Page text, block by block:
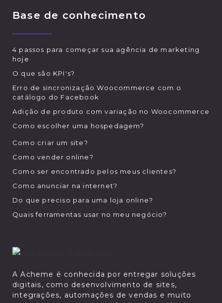
Base de conhecimento
4 passos para começar sua agência de marketing
hoje
O que são KPI's?
Erro de sincronização Woocommerce com o
catálogo do Facebook
Adição de produto com variação no Woocommerce
Como escolher uma hospedagem?
Como criar um site?
Como vender online?
Como ser encontrado pelos meus clientes?
Como anunciar na internet?
Do que preciso para uma loja online?
Quais ferramentas usar no meu negócio?
A Acheme é conhecida por entregar soluções
digitais, como desenvolvimento de sites,
integrações, automações de vendas e muito